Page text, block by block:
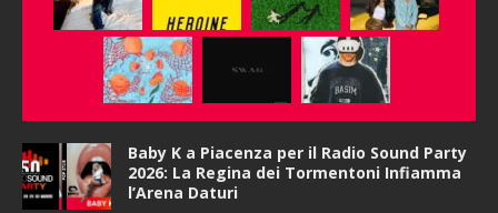
Baby K a Piacenza per il Radio Sound Party
2026: La Regina dei Tormentoni Infiamma
l’Arena Daturi